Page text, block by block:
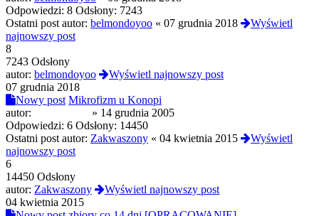
Odpowiedzi: 8 Odsłony: 7243
Ostatni post autor: belmondoyoo « 07 grudnia 2018
Wyświetl
najnowszy post
8
7243 Odsłony
autor: belmondoyoo
Wyświetl najnowszy post
07 grudnia 2018
Nowy post Mikrofizm u Konopi
autor:
» 14 grudnia 2005
Odpowiedzi: 6 Odsłony: 14450
Ostatni post autor: Zakwaszony « 04 kwietnia 2015
Wyświetl
najnowszy post
6
14450 Odsłony
autor: Zakwaszony
Wyświetl najnowszy post
04 kwietnia 2015